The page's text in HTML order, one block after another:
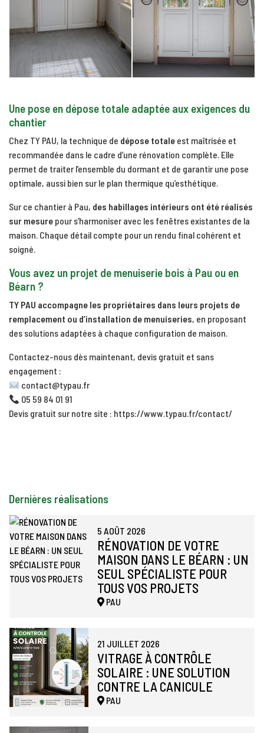
Une pose en dépose totale adaptée aux exigences du
chantier
Chez TY PAU, la technique de dépose totale est maîtrisée et
recommandée dans le cadre d’une rénovation complète. Elle
permet de traiter l’ensemble du dormant et de garantir une pose
optimale, aussi bien sur le plan thermique qu’esthétique.
Sur ce chantier à Pau, des habillages intérieurs ont été réalisés
sur mesure pour s’harmoniser avec les fenêtres existantes de la
maison. Chaque détail compte pour un rendu final cohérent et
soigné.
Vous avez un projet de menuiserie bois à Pau ou en
Béarn ?
TY PAU accompagne les propriétaires dans leurs projets de
remplacement ou d’installation de menuiseries, en proposant
des solutions adaptées à chaque configuration de maison.
Contactez-nous dès maintenant, devis gratuit et sans
engagement :
contact@typau.fr
05 59 84 01 91
Devis gratuit sur notre site : https://www.typau.fr/contact/
Dernières réalisations
5 AOÛT 2026
RÉNOVATION DE VOTRE
MAISON DANS LE BÉARN : UN
SEUL SPÉCIALISTE POUR
TOUS VOS PROJETS
PAU
21 JUILLET 2026
VITRAGE À CONTRÔLE
SOLAIRE : UNE SOLUTION
CONTRE LA CANICULE
PAU